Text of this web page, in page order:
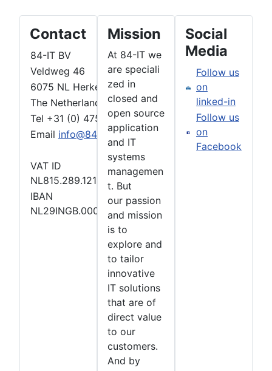
Contact
84-IT BV
Veldweg 46
6075 NL Herkenbosch
The Netherlands
Tel +31 (0) 475 769002
Email info@84-IT.com
VAT ID
NL815.289.121B01
IBAN
NL29INGB.000.3486.745
Mission
At 84-IT we
are speciali
zed in
closed and
open source
application
and IT
systems
managemen
t. But
our passion
and mission
is to
explore and
to tailor
innovative
IT solutions
that are of
direct value
to our
customers.
And by
Social
Media
Follow us
on
linked-in
Follow us
on
Facebook